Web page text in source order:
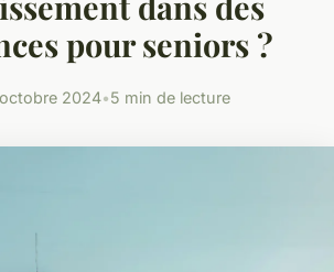
pour seniors ?
2024•5 min de lecture